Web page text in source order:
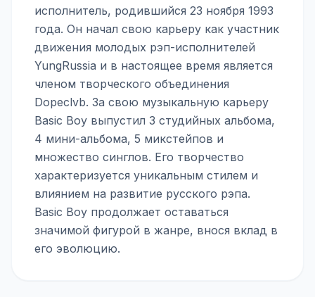
исполнитель, родившийся 23 ноября 1993
года. Он начал свою карьеру как участник
движения молодых рэп-исполнителей
YungRussia и в настоящее время является
членом творческого объединения
Dopeclvb. За свою музыкальную карьеру
Basic Boy выпустил 3 студийных альбома,
4 мини-альбома, 5 микстейпов и
множество синглов. Его творчество
характеризуется уникальным стилем и
влиянием на развитие русского рэпа.
Basic Boy продолжает оставаться
значимой фигурой в жанре, внося вклад в
его эволюцию.